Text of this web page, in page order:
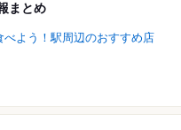
まとめ
よう！駅周辺のおすすめ店